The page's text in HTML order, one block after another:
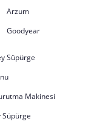
Arzum
Goodyear
Süpürge
Makinesi
Süpürge